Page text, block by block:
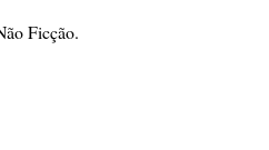
Ficção.